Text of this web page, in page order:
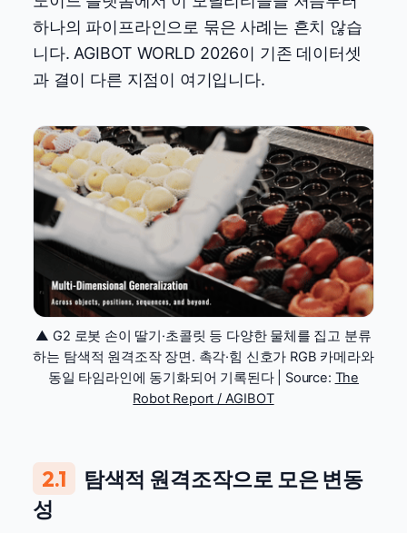
하나의 파이프라인으로 묶은 사례는 흔치 않습
니다. AGIBOT WORLD 2026이 기존 데이터셋
과 결이 다른 지점이 여기입니다.
▲ G2 로봇 손이 딸기·초콜릿 등 다양한 물체를 집고 분류
하는 탐색적 원격조작 장면. 촉각·힘 신호가 RGB 카메라와
동일 타임라인에 동기화되어 기록된다 | Source: The
Robot Report / AGIBOT
2.1
탐색적 원격조작으로 모은 변동
성